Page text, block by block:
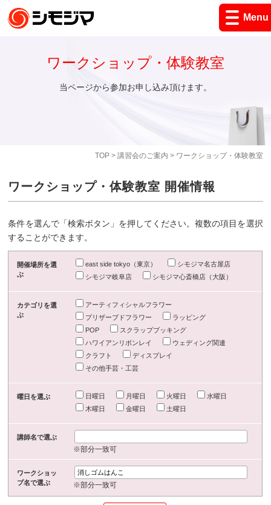
Menu
TOP> 講習会のご案内 > ワークショップ・体験教室
ワークショップ・体験教室
当ページから参加お申し込み頂けます。
ワークショップ・体験教室 開催情報
条件を選んで「検索ボタン」を押してください。複数の項目を選択
することができます。
開催場所を選
ぶ
east side tokyo（東京）
シモジマ名古屋店
シモジマ岐阜店
シモジマ心斎橋店（大阪）
カテゴリを選
ぶ
アーティフィシャルフラワー
プリザーブドフラワー
ラッピング
POP
スクラップブッキング
ハワイアンリボンレイ
ウェディング関連
クラフト
ディスプレイ
その他手芸・工芸
曜日を選ぶ 日曜日 月曜日 火曜日
水曜日
木曜日
金曜日 土曜日
講師名で選ぶ
※部分一致可
ワークショッ
プ名で選ぶ
※部分一致可